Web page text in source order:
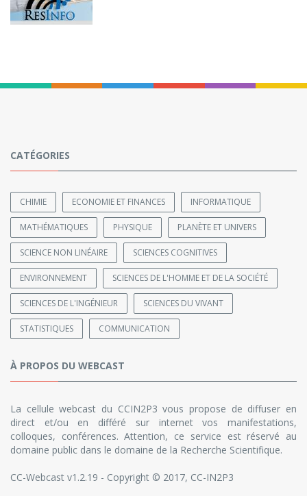
CATÉGORIES
CHIMIE ECONOMIE ET FINANCES INFORMATIQUE
MATHÉMATIQUES PHYSIQUE PLANÈTE ET UNIVERS
SCIENCE NON LINÉAIRE SCIENCES COGNITIVES
ENVIRONNEMENT SCIENCES DE L'HOMME ET DE LA SOCIÉTÉ
SCIENCES DE L'INGÉNIEUR SCIENCES DU VIVANT
STATISTIQUES COMMUNICATION
À PROPOS DU WEBCAST
La cellule webcast du CCIN2P3 vous propose de diffuser en
direct et/ou en différé sur internet vos manifestations,
colloques, conférences. Attention, ce service est réservé au
domaine public dans le domaine de la Recherche Scientifique.
CC-Webcast v1.2.19 - Copyright © 2017, CC-IN2P3